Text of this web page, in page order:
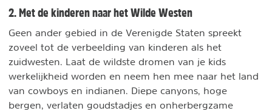
2. Met de kinderen naar het Wilde Westen
Geen ander gebied in de Verenigde Staten spreekt
zoveel tot de verbeelding van kinderen als het
zuidwesten. Laat de wildste dromen van je kids
werkelijkheid worden en neem hen mee naar het land
van cowboys en indianen. Diepe canyons, hoge
bergen, verlaten goudstadjes en onherbergzame